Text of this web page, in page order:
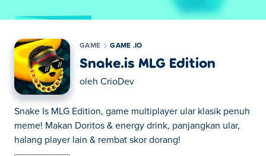
GAME GAME .IO
Snake.is MLG Edition
oleh CrioDev
Snake Is MLG Edition, game multiplayer ular klasik penuh
meme! Makan Doritos & energy drink, panjangkan ular,
halang player lain & rembat skor dorang!